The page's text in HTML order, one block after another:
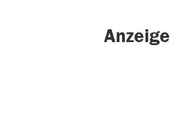
Anzeige